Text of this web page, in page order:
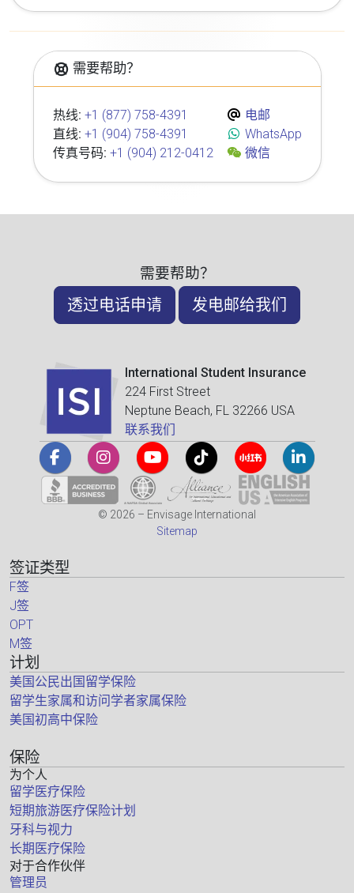
需要帮助？
热线: +1 (877) 758-4391
直线: +1 (904) 758-4391
传真号码: +1 (904) 212-0412
电邮
WhatsApp
微信
需要帮助？
透过电话申请 发电邮给我们
International Student Insurance
224 First Street
Neptune Beach, FL 32266 USA
联系我们
© 2026 – Envisage International
Sitemap
签证类型
F签
J签
OPT
M签
计划
美国公民出国留学保险
留学生家属和访问学者家属保险
美国初高中保险
保险
为个人
留学医疗保险
短期旅游医疗保险计划
牙科与视力
长期医疗保险
对于合作伙伴
管理员